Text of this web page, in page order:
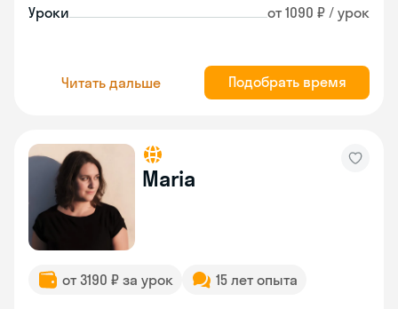
Уроки от 1090 ₽ / урок
Читать дальше Подобрать время
Maria
от 3190 ₽ за урок 15 лет опыта